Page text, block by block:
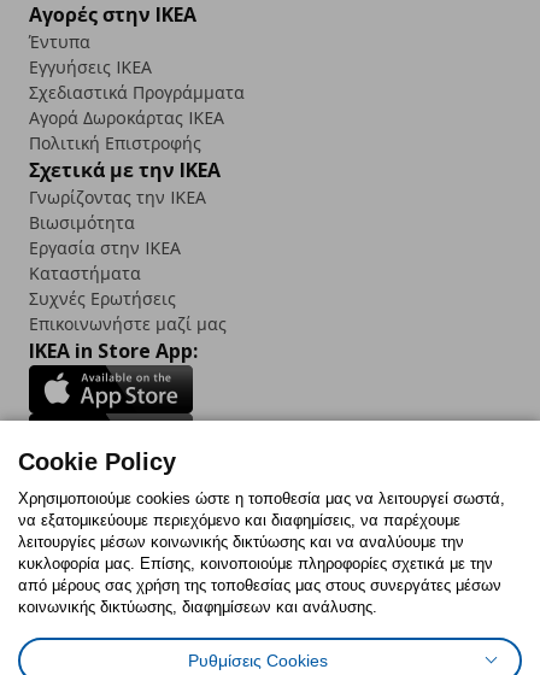
Αγορές στην IKEA
Έντυπα
Εγγυήσεις IKEA
Σχεδιαστικά Προγράμματα
Αγορά Δωρoκάρτας IKEA
Πολιτική Επιστροφής
Σχετικά με την IKEA
Γνωρίζοντας την IKEA
Βιωσιμότητα
Εργασία στην IKEA
Καταστήματα
Συχνές Ερωτήσεις
Επικοινωνήστε μαζί μας
IKEA in Store App:
Follow us:
FacebookInstagram
TikTokYoutubePinterestTwitter
Πολιτική CookiesΔήλωση ψηφιακής προσβασιμότητας
Cookie Policy
Χρησιμοποιούμε cookies ώστε η τοποθεσία μας να λειτουργεί σωστά,
να εξατομικεύουμε περιεχόμενο και διαφημίσεις, να παρέχουμε
λειτουργίες μέσων κοινωνικής δικτύωσης και να αναλύουμε την
κυκλοφορία μας. Επίσης, κοινοποιούμε πληροφορίες σχετικά με την
από μέρους σας χρήση της τοποθεσίας μας στους συνεργάτες μέσων
κοινωνικής δικτύωσης, διαφημίσεων και ανάλυσης.
Ρυθμίσεις Cookies